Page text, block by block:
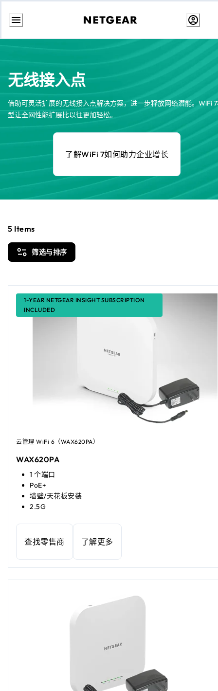
跳
无线接入点
借助可灵活扩展的无线接入点解决方案，进一步释放网络潜能。WiFi
型让全网性能扩展比以往更加轻松。
了解WiFi 7如何助力企业增长
筛选与排序
5 Items
1-YEAR NETGEAR INSIGHT SUBSCRIPTION
INCLUDED
云管理 WiFi 6（WAX620PA）
WAX620PA
1 个端口
PoE+
墙壁/天花板安装
2.5G
查找零售商 了解更多